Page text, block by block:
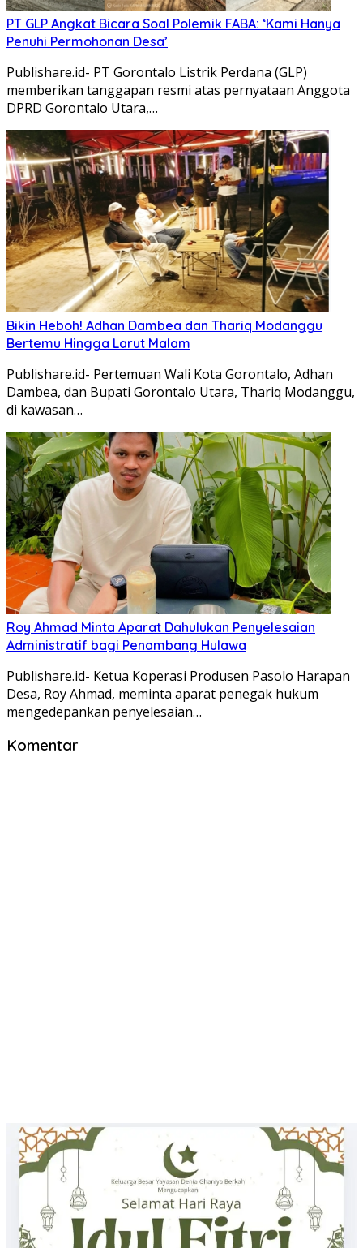
PT GLP Angkat Bicara Soal Polemik FABA: ‘Kami Hanya
Penuhi Permohonan Desa’
Publishare.id- PT Gorontalo Listrik Perdana (GLP)
memberikan tanggapan resmi atas pernyataan Anggota
DPRD Gorontalo Utara,…
Bikin Heboh! Adhan Dambea dan Thariq Modanggu
Bertemu Hingga Larut Malam
Publishare.id- Pertemuan Wali Kota Gorontalo, Adhan
Dambea, dan Bupati Gorontalo Utara, Thariq Modanggu,
di kawasan…
Roy Ahmad Minta Aparat Dahulukan Penyelesaian
Administratif bagi Penambang Hulawa
Publishare.id- Ketua Koperasi Produsen Pasolo Harapan
Desa, Roy Ahmad, meminta aparat penegak hukum
mengedepankan penyelesaian…
Komentar